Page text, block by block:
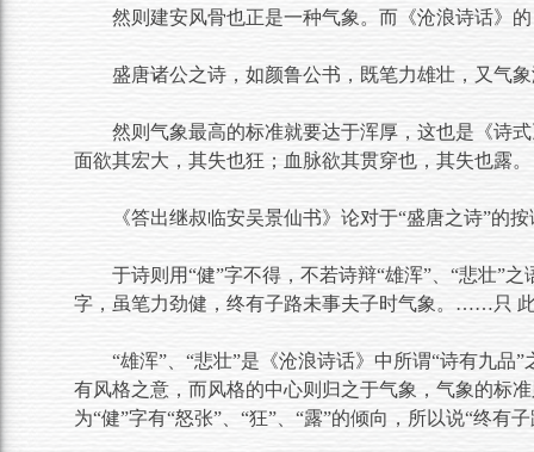
然则建安风骨也正是一种气象。而《沧浪诗话》
盛唐诸公之诗，如颜鲁公书，既笔力雄壮，又气
然则气象最高的标准就要达于浑厚，这也是《诗
面欲其宏大，其失也狂；血脉欲其贯穿也，其失也露。
《答出继叔临安吴景仙书》论对于“盛唐之诗”的
于诗则用“健”字不得，不若诗辩“雄浑”、“悲壮”
字，虽笔力劲健，终有子路未事夫子时气象。……只
“雄浑”、“悲壮”是《沧浪诗话》中所谓“诗有九品
有风格之意，而风格的中心则归之于气象，气象的标
为“健”字有“怒张”、“狂”、“露”的倾向，所以说“终